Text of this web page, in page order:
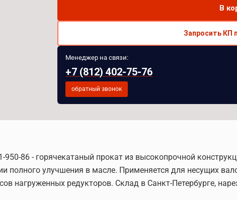
В
Запросить КП
Менеджер на связи:
+7 (812) 402-75-76
обратный звонок
86 - горячекатаный прокат из высокопрочной
полного улучшения в масле. Применяется для несущих
нагруженных редукторов. Склад в Санкт-Петербурге,